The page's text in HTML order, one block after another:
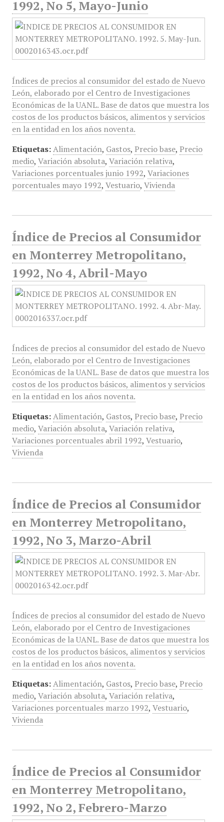
1992, No 5, Mayo-Junio
Índices de precios al consumidor del estado de Nuevo
León, elaborado por el Centro de Investigaciones
Económicas de la UANL. Base de datos que muestra los
costos de los productos básicos, alimentos y servicios
en la entidad en los años noventa.
Etiquetas: Alimentación, Gastos, Precio base, Precio
medio, Variación absoluta, Variación relativa,
Variaciones porcentuales junio 1992, Variaciones
porcentuales mayo 1992, Vestuario, Vivienda
Índice de Precios al Consumidor
en Monterrey Metropolitano,
1992, No 4, Abril-Mayo
Índices de precios al consumidor del estado de Nuevo
León, elaborado por el Centro de Investigaciones
Económicas de la UANL. Base de datos que muestra los
costos de los productos básicos, alimentos y servicios
en la entidad en los años noventa.
Etiquetas: Alimentación, Gastos, Precio base, Precio
medio, Variación absoluta, Variación relativa,
Variaciones porcentuales abril 1992, Vestuario,
Vivienda
Índice de Precios al Consumidor
en Monterrey Metropolitano,
1992, No 3, Marzo-Abril
Índices de precios al consumidor del estado de Nuevo
León, elaborado por el Centro de Investigaciones
Económicas de la UANL. Base de datos que muestra los
costos de los productos básicos, alimentos y servicios
en la entidad en los años noventa.
Etiquetas: Alimentación, Gastos, Precio base, Precio
medio, Variación absoluta, Variación relativa,
Variaciones porcentuales marzo 1992, Vestuario,
Vivienda
Índice de Precios al Consumidor
en Monterrey Metropolitano,
1992, No 2, Febrero-Marzo